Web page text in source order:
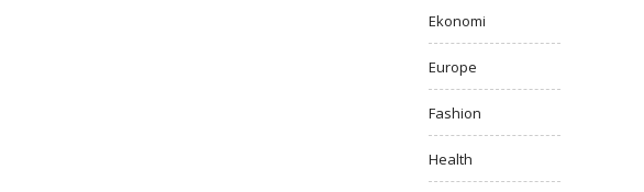
Ekonomi
Europe
Fashion
Health